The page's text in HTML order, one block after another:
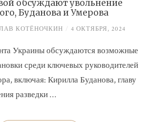
обсуждают увольнение
Буданова и Умерова
КОТЁНОЧКИН / 4 ОКТЯБРЯ, 2024
Украины обсуждаются возможные
среди ключевых руководителей
включая: Кирилла Буданова, главу
разведки …